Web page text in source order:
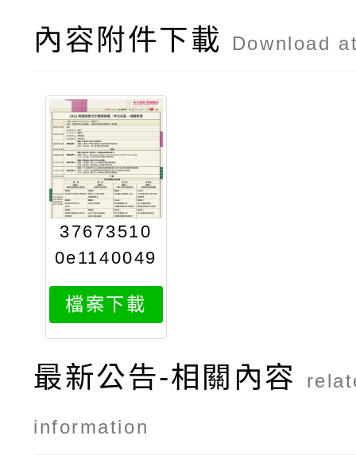
內容附件下載 Download
37673510
0e1140049
677attach
1
檔案下載
最新公告-相關內容
information